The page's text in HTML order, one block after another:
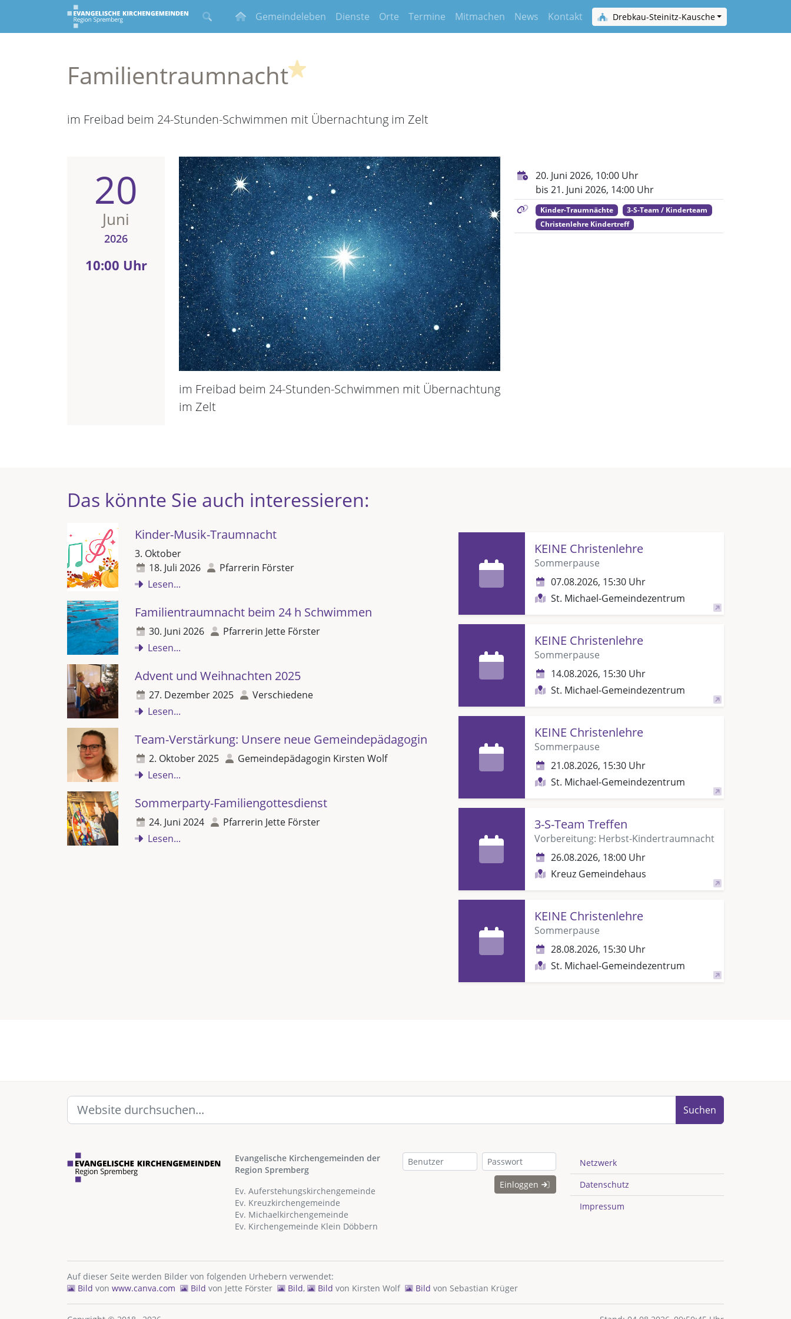
Gemeindeleben Dienste Orte Termine Mitmachen News Kontakt Drebkau-Steinitz-Kausche
Familientraumnacht
im Freibad beim 24-Stunden-Schwimmen mit Übernachtung im Zelt
20
Juni
2026
10:00 Uhr
im Freibad beim 24-Stunden-Schwimmen mit Übernachtung
im Zelt
20. Juni 2026, 10:00 Uhr
bis 21. Juni 2026, 14:00 Uhr
Kinder-Traumnächte
3-S-Team / Kinderteam
Christenlehre Kindertreff
Das könnte Sie auch interessieren:
KEINE Christenlehre
Sommerpause
07.08.2026, 15:30 Uhr
St. Michael-Gemeindezentrum
KEINE Christenlehre
Sommerpause
14.08.2026, 15:30 Uhr
St. Michael-Gemeindezentrum
KEINE Christenlehre
Sommerpause
21.08.2026, 15:30 Uhr
St. Michael-Gemeindezentrum
3-S-Team Treffen
Vorbereitung: Herbst-Kindertraumnacht
26.08.2026, 18:00 Uhr
Kreuz Gemeindehaus
KEINE Christenlehre
Sommerpause
28.08.2026, 15:30 Uhr
St. Michael-Gemeindezentrum
Kinder-Musik-Traumnacht
3. Oktober
18. Juli 2026
Pfarrerin Förster
Lesen...
Familientraumnacht beim 24 h Schwimmen
30. Juni 2026
Pfarrerin Jette Förster
Lesen...
Advent und Weihnachten 2025
27. Dezember 2025
Verschiedene
Lesen...
Team-Verstärkung: Unsere neue Gemeindepädagogin
2. Oktober 2025
Gemeindepädagogin Kirsten Wolf
Lesen...
Sommerparty-Familiengottesdienst
24. Juni 2024
Pfarrerin Jette Förster
Lesen...
Suchen
Evangelische Kirchengemeinden der
Region Spremberg
Ev. Auferstehungskirchengemeinde
Ev. Kreuzkirchengemeinde
Ev. Michaelkirchengemeinde
Ev. Kirchengemeinde Klein Döbbern
Einloggen
Netzwerk
Datenschutz
Impressum
Auf dieser Seite werden Bilder von folgenden Urhebern verwendet:
Bild von www.canva.com Bild von Jette Förster Bild, Bild von Kirsten Wolf Bild von Sebastian Krüger